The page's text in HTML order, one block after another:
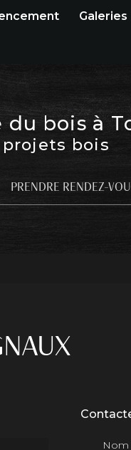
Galeries
Pergola
Parquet
bois à
bois
PRENDRE RENDEZ-